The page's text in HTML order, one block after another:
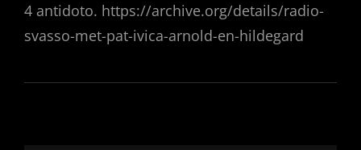
4 antidoto. https://archive.org/details/radio-
svasso-met-pat-ivica-arnold-en-hildegard